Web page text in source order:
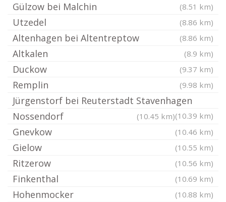
Gülzow bei Malchin (8.51 km)
Utzedel (8.86 km)
Altenhagen bei Altentreptow (8.86 km)
Altkalen (8.9 km)
Duckow (9.37 km)
Remplin (9.98 km)
Jürgenstorf bei Reuterstadt Stavenhagen
(10.39 km)
Nossendorf (10.45 km)
Gnevkow (10.46 km)
Gielow (10.55 km)
Ritzerow (10.56 km)
Finkenthal (10.69 km)
Hohenmocker (10.88 km)